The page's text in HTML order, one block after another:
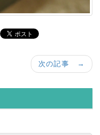
次の記事 →